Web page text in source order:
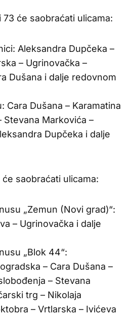
73 će saobraćati ulicama:
Aleksandra Dupčeka –
– Ugrinovačka –
Dušana i dalje redovnom
Cara Dušana – Karamatina
Stevana Markovića –
Dupčeka i dalje
saobraćati ulicama:
„Zemun (Novi grad)“:
– Ugrinovačka i dalje
„Blok 44“:
– Cara Dušana –
– Stevana
trg – Nikolaja
– Vrtlarska – Ivićeva